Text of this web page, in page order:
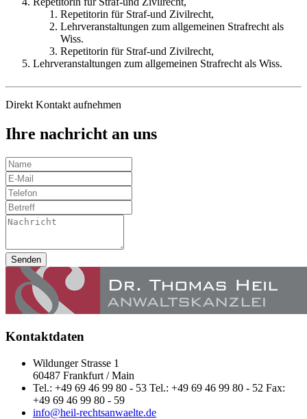
Repetitorin für Straf-und Zivilrecht,
Lehrveranstaltungen zum allgemeinen Strafrecht als
Wiss.
Repetitorin für Straf-und Zivilrecht,
Lehrveranstaltungen zum allgemeinen Strafrecht als Wiss.
Direkt Kontakt aufnehmen
Ihre nachricht an uns
Senden
Kontaktdaten
Wildunger Strasse 1
60487 Frankfurt / Main
Tel.: +49 69 46 99 80 - 53 Tel.: +49 69 46 99 80 - 52 Fax:
+49 69 46 99 80 - 59
info@heil-rechtsanwaelte.de